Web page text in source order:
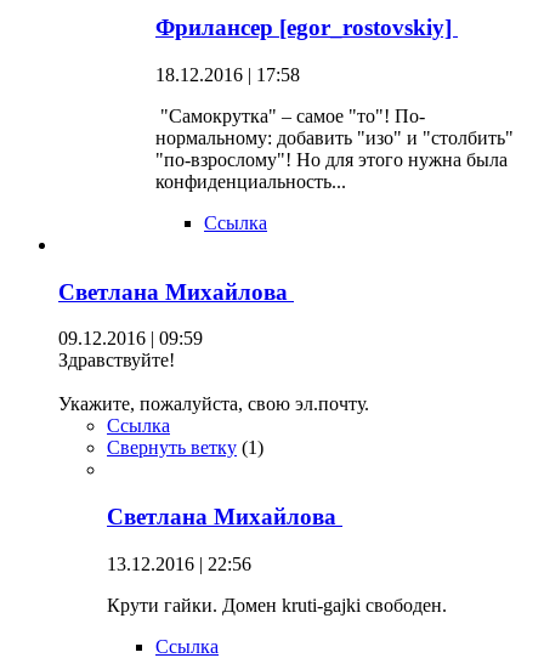
Фрилансер [egor_rostovskiy]
18.12.2016 | 17:58
"Самокрутка" – самое "то"! По-
нормальному: добавить "изо" и "столбить"
"по-взрослому"! Но для этого нужна была
конфиденциальность...
Ссылка
Светлана Михайлова
09.12.2016 | 09:59
Здравствуйте!
Укажите, пожалуйста, свою эл.почту.
Ссылка
Свернуть ветку (1)
Светлана Михайлова
13.12.2016 | 22:56
Крути гайки. Домен kruti-gajki свободен.
Ссылка